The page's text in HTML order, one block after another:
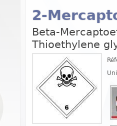
2-
Beta-
Thioethylene